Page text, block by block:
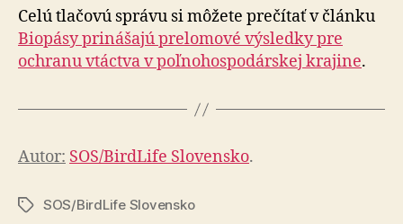
Celú tlačovú správu si môžete prečítať v článku
Biopásy prinášajú prelomové výsledky pre
ochranu vtáctva v poľnohospodárskej krajine.
Autor: SOS/BirdLife Slovensko.
ZnačkySOS/BirdLife Slovensko